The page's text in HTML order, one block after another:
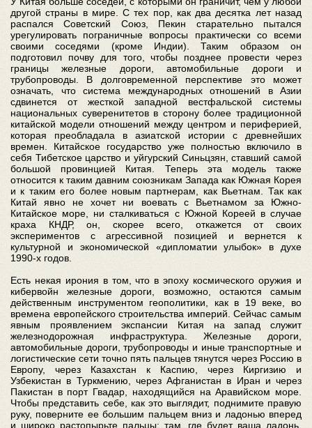
другой страны в мире. С тех пор, как два десятка лет назад
распался Советский Союз, Пекин старательно пытался
урегулировать пограничные вопросы практически со всеми
своими соседями (кроме Индии). Таким образом он
подготовил почву для того, чтобы позднее провести через
границы железные дороги, автомобильные дороги и
трубопроводы. В долговременной перспективе это может
означать, что система международных отношений в Азии
сдвинется от жесткой западной вестфальской системы
национальных суверенитетов в сторону более традиционной
китайской модели отношений между центром и периферией,
которая преобладала в азиатской истории с древнейших
времен. Китайское государство уже полностью включило в
себя Тибетское царство и уйгурский Синьцзян, ставший самой
большой провинцией Китая. Теперь эта модель также
относится к таким давним союзникам Запада как Южная Корея
и к таким его более новым партнерам, как Вьетнам. Так как
Китай явно не хочет ни воевать с Вьетнамом за Южно-
Китайское море, ни сталкиваться с Южной Кореей в случае
краха КНДР, он, скорее всего, откажется от своих
экспериментов с агрессивной позицией и вернется к
культурной и экономической «дипломатии улыбок» в духе
1990-х годов.
Есть некая ирония в том, что в эпоху космического оружия и
кибервойн железные дороги, возможно, остаются самым
действенным инструментом геополитики, как в 19 веке, во
времена европейского строительства империй. Сейчас самым
явным проявлением экспансии Китая на запад служит
железнодорожная инфраструктура. Железные дороги,
автомобильные дороги, трубопроводы и иные транспортные и
логистические сети точно пять пальцев тянутся через Россию в
Европу, через Казахстан к Каспию, через Киргизию и
Узбекистан в Туркмению, через Афганистан в Иран и через
Пакистан в порт Гвадар, находящийся на Аравийском море.
Чтобы представить себе, как это выглядит, поднимите правую
руку, поверните ее большим пальцем вниз и ладонью вперед
и широко растопырьте пальцы: там, где будет ваша ладонь,